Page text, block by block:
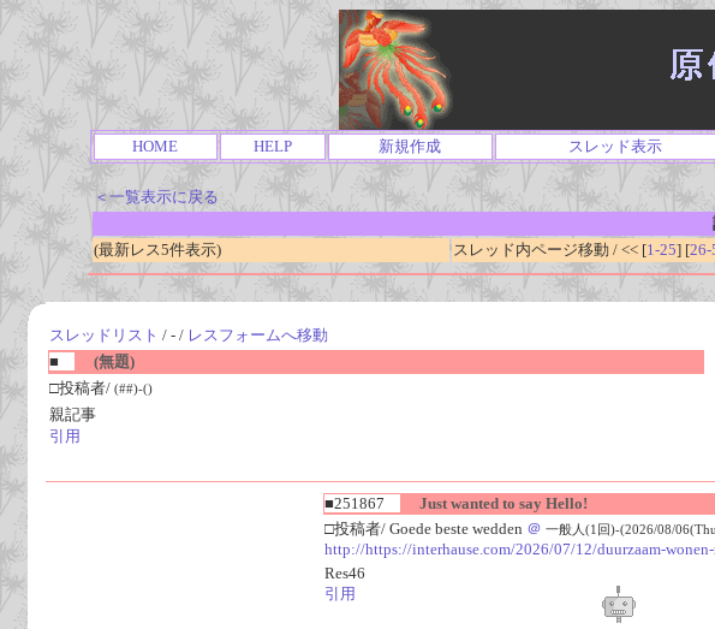
HOME HELP 新規作成 スレッド表示
＜一覧表示に戻る
(最新レス5件表示)
スレッド内ページ移動 / << [1-25] [26-
スレッドリスト / - / レスフォームへ移動
■
(無題)
□投稿者/ (##)-()
親記事
引用
■251867
Just wanted to say Hello!
□投稿者/ Goede beste wedden ＠ 一般人(1回)-(2026/08/
http://https://interhause.com/2026/07/12/duurzaam-
Res46
引用